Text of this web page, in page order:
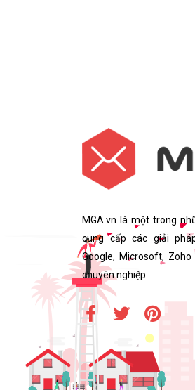
MGA.vn là một trong
cung cấp các giải
Google, Microsoft,
chuyên nghiệp.